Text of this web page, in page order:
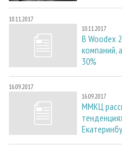
10.11.2017
10.11.2017
В Woodex
компаний,
30%
16.09.2017
16.09.2017
ММКЦ